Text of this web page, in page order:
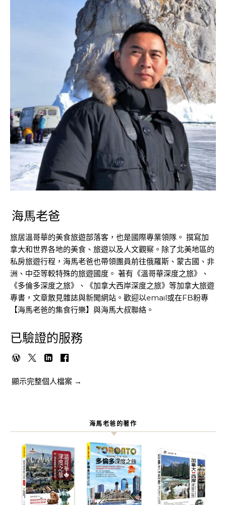
海馬老爸
旅居溫哥華的美食旅遊部落客，也是國際專業領隊。 撰寫加
拿大和世界各地的美食、旅遊以及人文觀察。除了北美地區的
私房旅遊行程，海馬老爸也帶領團員前往俄羅斯、蒙古國、非
洲、中亞等較特殊的旅遊國度。 著有《溫哥華深度之旅》、
《多倫多深度之旅》、《加拿大西岸深度之旅》等加拿大旅遊
專書，文章散見雜誌與新聞網站。歡迎以email或在FB粉專
【海馬老爸的集食行樂】與海馬大叔聯絡。
已驗證的服務
顯示完整個人檔案 →
海馬老爸的著作